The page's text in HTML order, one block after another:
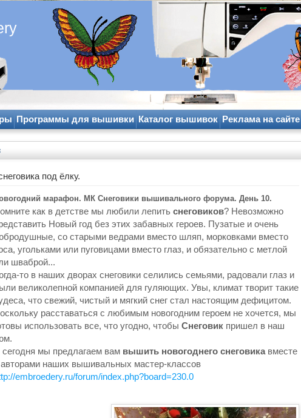
Программы для вышивки Каталог вышивок Реклама на сайте
под ёлку.
марафон. МК Снеговики вышивального форума. День 10.
как в детстве мы любили лепить снеговиков? Невозможно
Новый год без этих забавных героев. Пузатые и очень
со старыми ведрами вместо шляп, морковками вместо
угольками или пуговицами вместо глаз, и обязательно с метлой
шваброй...
то в наших дворах снеговики селились семьями, радовали глаз и
великолепной компанией для гуляющих. Увы, климат творит такие
что свежий, чистый и мягкий снег стал настоящим дефицитом.
расставаться с любимым новогодним героем не хочется, мы
использовать все, что угодно, чтобы Снеговикпришел в наш
мы предлагаем вамвышить новогоднего снеговикавместе
наших вышивальных мастер-классов
embroedery.ru/forum/index.php?board=230.0